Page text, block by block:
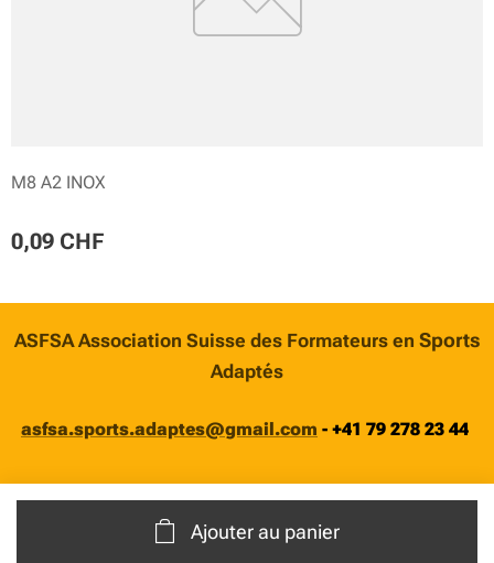
M8 A2 INOX
0,09 CHF
Ajouter au panier
ASFSA Association Suisse des Formateurs en Sports
Adaptés
asfsa.sports.adaptes@gmail.com - +41 79 278 23 44